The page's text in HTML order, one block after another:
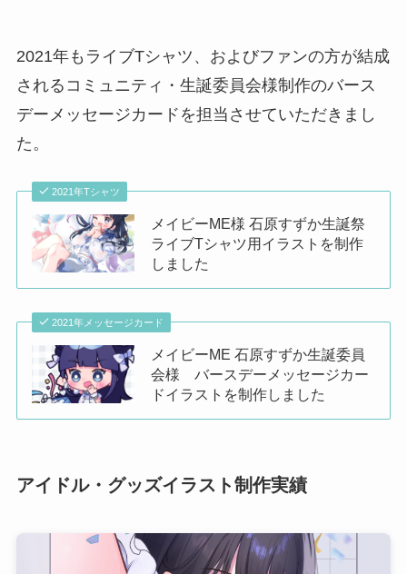
2021年もライブTシャツ、およびファンの方が結成
されるコミュニティ・生誕委員会様制作のバース
デーメッセージカードを担当させていただきまし
た。
2021年Tシャツ
メイビーME様 石原すずか生誕祭
ライブTシャツ用イラストを制作
しました
2021年メッセージカード
メイビーME 石原すずか生誕委員
会様 バースデーメッセージカー
ドイラストを制作しました
アイドル・グッズイラスト制作実績